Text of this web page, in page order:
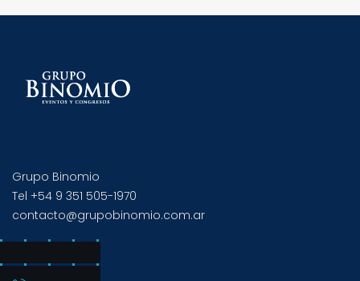
Grupo Binomio
Tel +54 9 351 505-1970
contacto@grupobinomio.com.ar